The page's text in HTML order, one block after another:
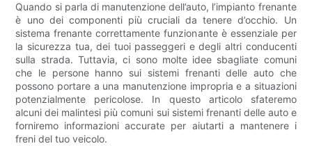
Quando si parla di manutenzione dell’auto, l’impianto frenante
è uno dei componenti più cruciali da tenere d’occhio. Un
sistema frenante correttamente funzionante è essenziale per
la sicurezza tua, dei tuoi passeggeri e degli altri conducenti
sulla strada. Tuttavia, ci sono molte idee sbagliate comuni
che le persone hanno sui sistemi frenanti delle auto che
possono portare a una manutenzione impropria e a situazioni
potenzialmente pericolose. In questo articolo sfateremo
alcuni dei malintesi più comuni sui sistemi frenanti delle auto e
forniremo informazioni accurate per aiutarti a mantenere i
freni del tuo veicolo.